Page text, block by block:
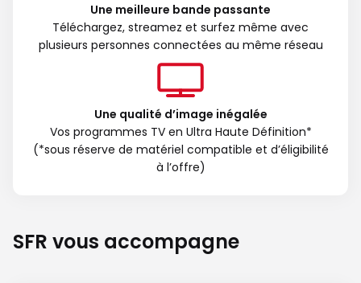
Une meilleure bande passante
Téléchargez, streamez et surfez même avec
plusieurs personnes connectées au même réseau
Une qualité d’image inégalée
Vos programmes TV en Ultra Haute Définition*
(*sous réserve de matériel compatible et d’éligibilité
à l’offre)
SFR vous accompagne